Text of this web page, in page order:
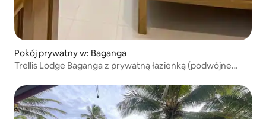
Pokój prywatny w: Baganga
Trellis Lodge Baganga z prywatną łazienką (podwójne